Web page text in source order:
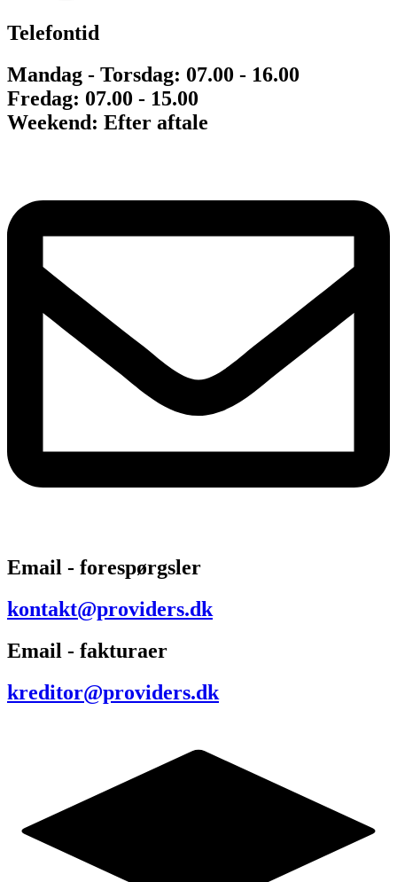
Telefontid
Mandag - Torsdag: 07.00 - 16.00
Fredag: 07.00 - 15.00
Weekend: Efter aftale
Email - forespørgsler
kontakt@providers.dk
Email - fakturaer
kreditor@providers.dk